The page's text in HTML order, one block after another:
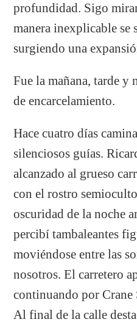
profundidad. Sigo
manera inexplicable se
surgiendo una
Fue la mañana, tarde y
de encarcelamiento.
Hace cuatro días
silenciosos guías.
alcanzado al grueso
con el rostro
oscuridad de la noche
percibí tambaleantes
moviéndose entre las
nosotros. El carretero
continuando por Crane
Al final de la calle